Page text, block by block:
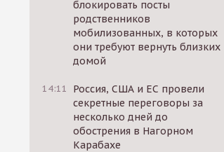
блокировать посты
родственников
мобилизованных, в которых
они требуют вернуть близких
домой
14:11
Россия, США и ЕС провели
секретные переговоры за
несколько дней до
обострения в Нагорном
Карабахе